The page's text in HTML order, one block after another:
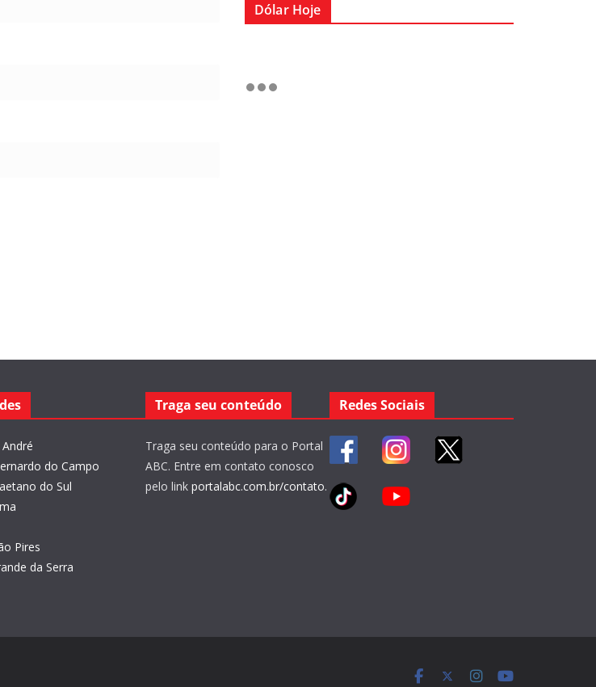
Dólar Hoje
do Campo
do Sul
Pires
da Serra
Traga seu conteúdo
Traga seu conteúdo para o Portal
ABC. Entre em contato conosco
pelo link portalabc.com.br/contato.
Redes Sociais